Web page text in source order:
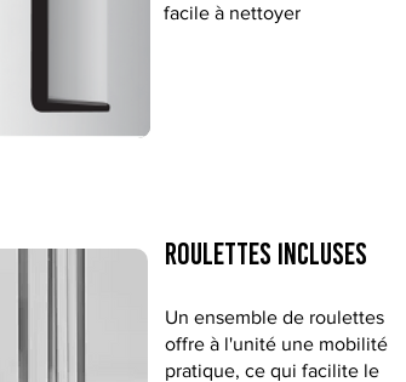
facile à nettoyer
Un ensemble de roulettes
offre à l'unité une mobilité
pratique, ce qui facilite le
roulettes incluses